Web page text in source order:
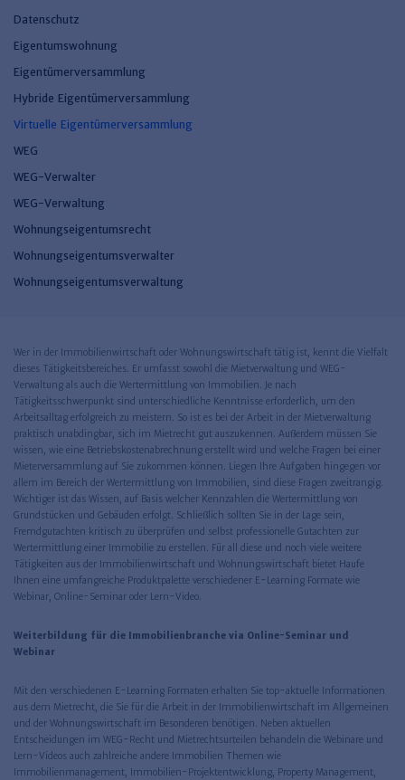
Datenschutz
Eigentumswohnung
Eigentümerversammlung
Hybride Eigentümerversammlung
Virtuelle Eigentümerversammlung
WEG
WEG-Verwalter
WEG-Verwaltung
Wohnungseigentumsrecht
Wohnungseigentumsverwalter
Wohnungseigentumsverwaltung
Wer in der Immobilienwirtschaft oder Wohnungswirtschaft tätig ist, kennt die Vielfalt
dieses Tätigkeitsbereiches. Er umfasst sowohl die Mietverwaltung und WEG-
Verwaltung als auch die Wertermittlung von Immobilien. Je nach
Tätigkeitsschwerpunkt sind unterschiedliche Kenntnisse erforderlich, um den
Arbeitsalltag erfolgreich zu meistern. So ist es bei der Arbeit in der Mietverwaltung
praktisch unabdingbar, sich im Mietrecht gut auszukennen. Außerdem müssen Sie
wissen, wie eine Betriebskostenabrechnung erstellt wird und welche Fragen bei einer
Mieterversammlung auf Sie zukommen können. Liegen Ihre Aufgaben hingegen vor
allem im Bereich der Wertermittlung von Immobilien, sind diese Fragen zweitrangig.
Wichtiger ist das Wissen, auf Basis welcher Kennzahlen die Wertermittlung von
Grundstücken und Gebäuden erfolgt. Schließlich sollten Sie in der Lage sein,
Fremdgutachten kritisch zu überprüfen und selbst professionelle Gutachten zur
Wertermittlung einer Immobilie zu erstellen. Für all diese und noch viele weitere
Tätigkeiten aus der Immobilienwirtschaft und Wohnungswirtschaft bietet Haufe
Ihnen eine umfangreiche Produktpalette verschiedener E-Learning Formate wie
Webinar, Online-Seminar oder Lern-Video.
Weiterbildung für die Immobilienbranche via Online-Seminar und
Webinar
Mit den verschiedenen E-Learning Formaten erhalten Sie top-aktuelle Informationen
aus dem Mietrecht, die Sie für die Arbeit in der Immobilienwirtschaft im Allgemeinen
und der Wohnungswirtschaft im Besonderen benötigen. Neben aktuellen
Entscheidungen im WEG-Recht und Mietrechtsurteilen behandeln die Webinare und
Lern-Videos auch zahlreiche andere Immobilien Themen wie
Immobilienmanagement, Immobilien-Projektentwicklung, Property Management,